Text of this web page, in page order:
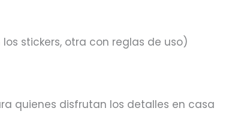
los stickers, otra con reglas de uso)
quienes disfrutan los detalles en casa